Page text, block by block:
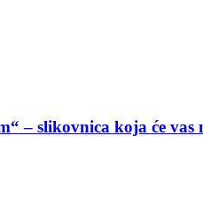
– slikovnica koja će